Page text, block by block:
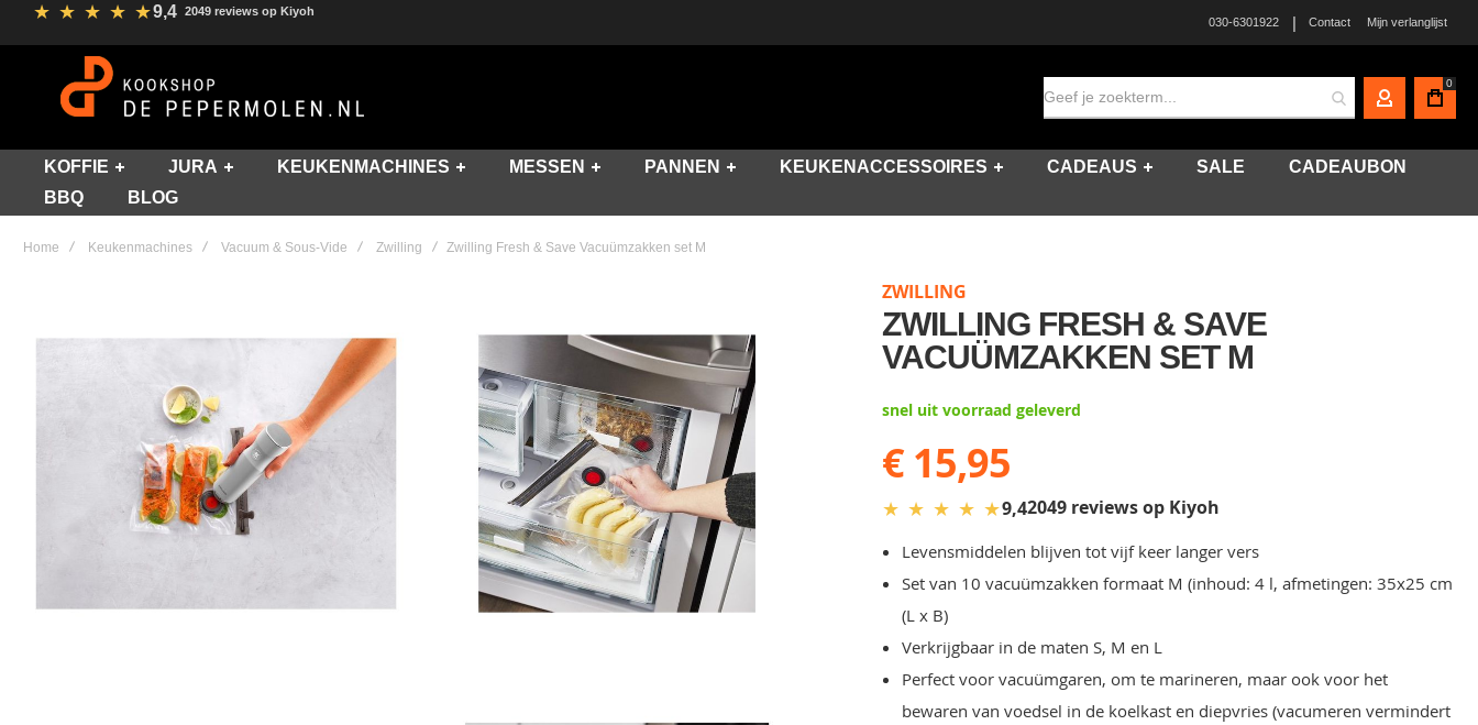
★ ★ ★ ★ ★9,4 2049 reviews op Kiyoh
030-6301922
| Contact Mijn verlanglijst
MIJN
0
KOFFIE JURA KEUKENMACHINES MESSEN PANNEN KEUKENACCESSOIRES CADEAUS SALE
CADEAUBON
BBQ
BLOG
Home Keukenmachines Vacuum & Sous-Vide Zwilling Zwilling Fresh & Save Vacuümzakken set M
the
ZWILLING
ZWILLING FRESH & SAVE
VACUÜMZAKKEN SET M
snel uit voorraad geleverd
€ 15,95
★ ★ ★ ★ ★9,42049 reviews op Kiyoh
Levensmiddelen blijven tot vijf keer langer vers
Set van 10 vacuümzakken formaat M (inhoud: 4 l, afmetingen: 35x25 cm
(L x B)
Verkrijgbaar in de maten S, M en L
Perfect voor vacuümgaren, om te marineren, maar ook voor het
bewaren van voedsel in de koelkast en diepvries (vacumeren vermindert